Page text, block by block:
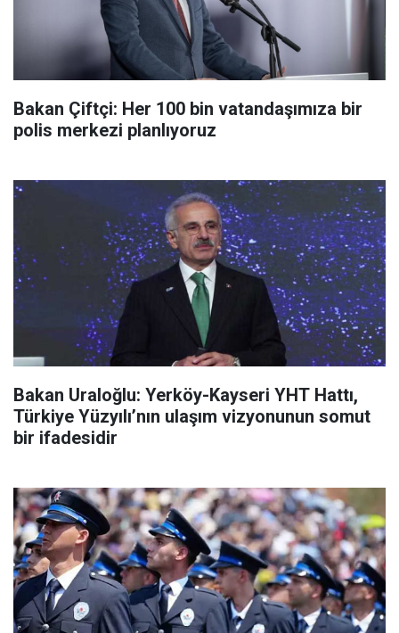
Bakan Çiftçi: Her 100 bin vatandaşımıza bir
polis merkezi planlıyoruz
Bakan Uraloğlu: Yerköy-Kayseri YHT Hattı,
Türkiye Yüzyılı’nın ulaşım vizyonunun somut
bir ifadesidir